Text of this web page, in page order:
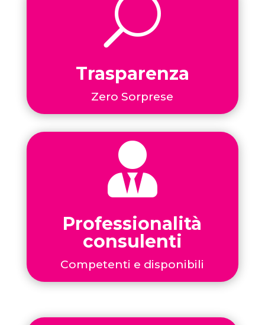
U
Trasparenza
Zero Sorprese

Professionalità
consulenti
Competenti e disponibili